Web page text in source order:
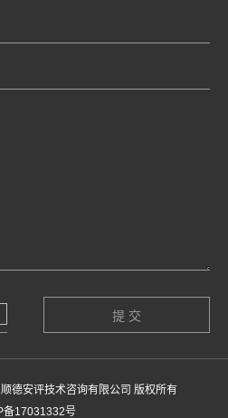
德安评技术咨询有限公司 版权所有
备17031332号